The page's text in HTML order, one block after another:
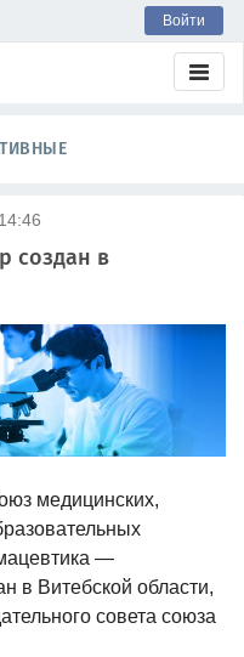
Войти
создан в
медицинских,
—
в Витебской области,
совета союза